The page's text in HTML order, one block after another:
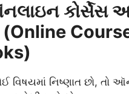
કોર્સેસ
વિષયમાં નિષ્ણાત છો, તો